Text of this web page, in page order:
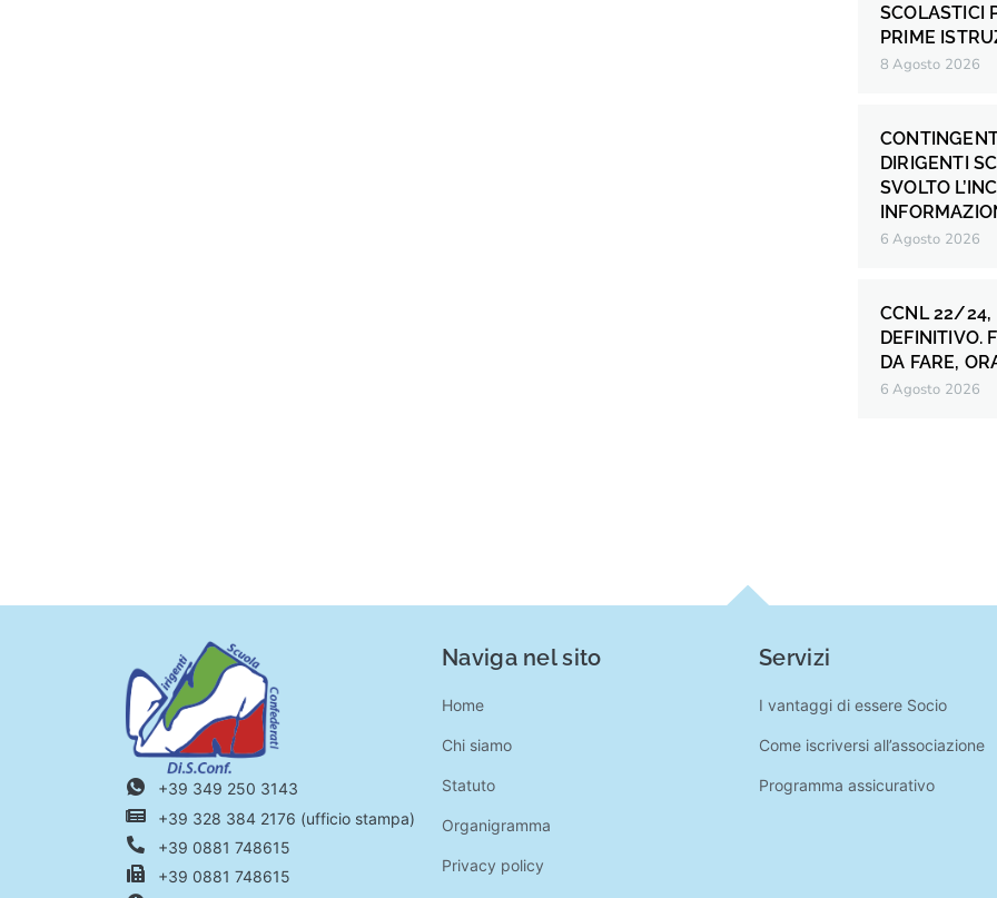
SCOLASTICI
PRIME
8 Agosto 2026
DIRIGENTI
SVOLTO
6 Agosto 2026
CCNL 22/24,
DEFINITIVO.
DA FARE,
6 Agosto 2026
+39 349 250 3143
+39 328 384 2176 (ufficio stampa)
+39 0881 748615
+39 0881 748615
Naviga nel sito
Home
Chi siamo
Statuto
Organigramma
Privacy policy
Servizi
I vantaggi di essere Socio
Come iscriversi all’associazione
Programma assicurativo